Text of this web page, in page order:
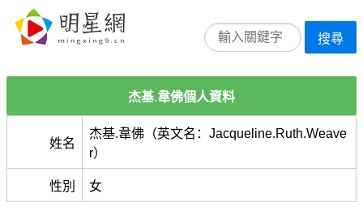
搜尋
杰基.韋佛個人資料
姓名
杰基.韋佛（英文名：Jacqueline.Ruth.Weave
r）
性別 女